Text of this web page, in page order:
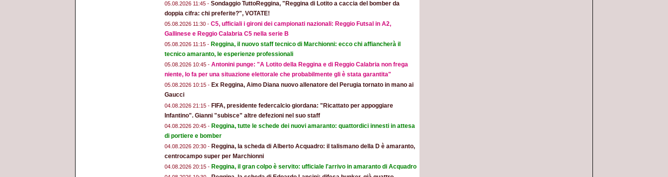
05.08.2026 11:45 - Sondaggio TuttoReggina, "Reggina di Lotito a caccia del bomber da
doppia cifra: chi preferite?", VOTATE!
05.08.2026 11:30 - C5, ufficiali i gironi dei campionati nazionali: Reggio Futsal in A2,
Gallinese e Reggio Calabria C5 nella serie B
05.08.2026 11:15 - Reggina, il nuovo staff tecnico di Marchionni: ecco chi affiancherà il
tecnico amaranto, le esperienze professionali
05.08.2026 10:45 - Antonini punge: "A Lotito della Reggina e di Reggio Calabria non frega
niente, lo fa per una situazione elettorale che probabilmente gli è stata garantita"
05.08.2026 10:15 - Ex Reggina, Aimo Diana nuovo allenatore del Perugia tornato in mano ai
Gaucci
04.08.2026 21:15 - FIFA, presidente federcalcio giordana: "Ricattato per appoggiare
Infantino". Gianni "subisce" altre defezioni nel suo staff
04.08.2026 20:45 - Reggina, tutte le schede dei nuovi amaranto: quattordici innesti in attesa
di portiere e bomber
04.08.2026 20:30 - Reggina, la scheda di Alberto Acquadro: il talismano della D è amaranto,
centrocampo super per Marchionni
04.08.2026 20:15 - Reggina, il gran colpo è servito: ufficiale l'arrivo in amaranto di Acquadro